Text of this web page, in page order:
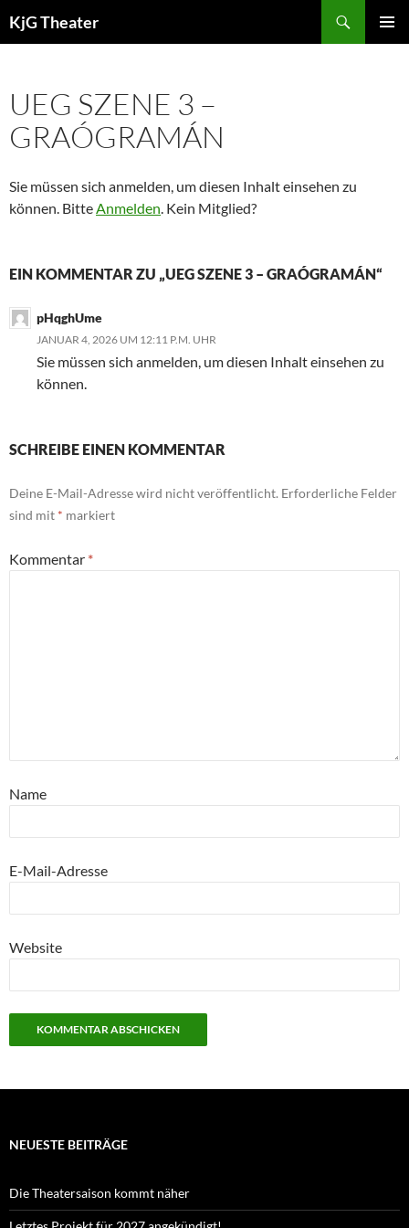
Inhalt
KjG Theater
UEG SZENE 3 –
GRAÓGRAMÁN
Sie müssen sich anmelden, um diesen Inhalt einsehen zu
können. BitteAnmelden. Kein Mitglied?
EIN KOMMENTAR ZU „UEG SZENE 3 – GRAÓGRAMÁN“
pHqghUme
JANUAR 4, 2026 UM 12:11 P.M. UHR
Sie müssen sich anmelden, um diesen Inhalt einsehen zu
können.
SCHREIBE EINEN KOMMENTAR
Deine E-Mail-Adresse wird nicht veröffentlicht. Erforderliche Felder
sind mit * markiert
Kommentar *
Name
E-Mail-Adresse
Website
NEUESTE BEITRÄGE
Die Theatersaison kommt näher